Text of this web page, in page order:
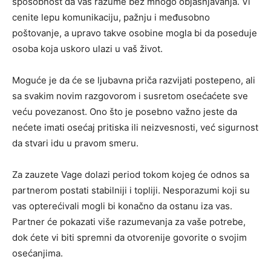
cenite lepu komunikaciju, pažnju i međusobno
poštovanje, a upravo takve osobine mogla bi da poseduje
osoba koja uskoro ulazi u vaš život.
Moguće je da će se ljubavna priča razvijati postepeno, ali
sa svakim novim razgovorom i susretom osećaćete sve
veću povezanost. Ono što je posebno važno jeste da
nećete imati osećaj pritiska ili neizvesnosti, već sigurnost
da stvari idu u pravom smeru.
Za zauzete Vage dolazi period tokom kojeg će odnos sa
partnerom postati stabilniji i topliji. Nesporazumi koji su
vas opterećivali mogli bi konačno da ostanu iza vas.
Partner će pokazati više razumevanja za vaše potrebe,
dok ćete vi biti spremni da otvorenije govorite o svojim
osećanjima.